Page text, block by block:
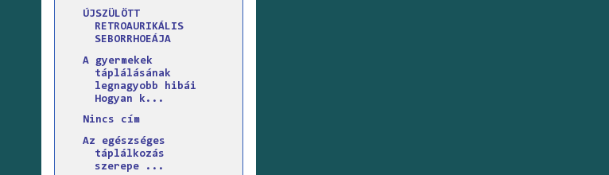
ÚJSZÜLÖTT
RETROAURIKÁLIS
SEBORRHOEÁJA
A gyermekek
táplálásának
legnagyobb hibái
Hogyan k...
Nincs cím
Az egészséges
táplálkozás
szerepe ...